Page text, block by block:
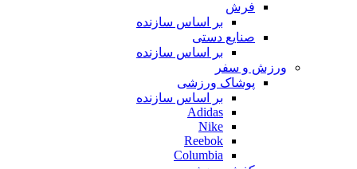
فرش
بر اساس سازنده
صنایع دستی
بر اساس سازنده
ورزش و سفر
پوشاک ورزشی
بر اساس سازنده
Adidas
Nike
Reebok
Columbia